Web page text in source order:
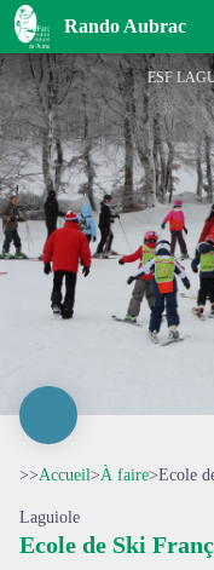
Rando Aubrac
Ecole de Ski Français
ESF
>>Accueil>À faire>Ecole
Laguiole
Ecole de Ski